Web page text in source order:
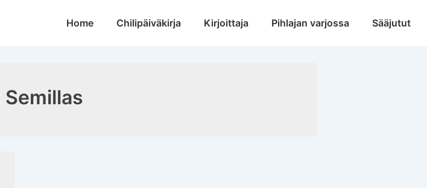
MainHome Chilipäiväkirja Kirjoittaja Pihlajan varjossa Sääjutut
Semillas